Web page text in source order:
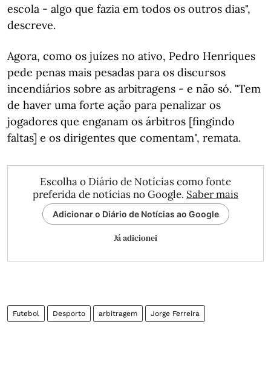
escola - algo que fazia em todos os outros dias",
descreve.
Agora, como os juízes no ativo, Pedro Henriques
pede penas mais pesadas para os discursos
incendiários sobre as arbitragens - e não só. "Tem
de haver uma forte ação para penalizar os
jogadores que enganam os árbitros [fingindo
faltas] e os dirigentes que comentam", remata.
Escolha o Diário de Notícias como fonte
preferida de notícias no Google. Saber mais
Adicionar o Diário de Notícias ao Google
Já adicionei
Futebol Desporto arbitragem Jorge Ferreira